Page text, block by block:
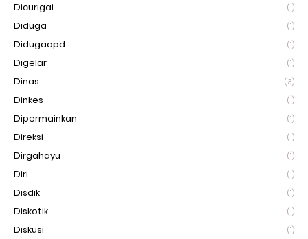
Dicurigai (1)
Diduga (1)
Didugaopd (1)
Digelar (1)
Dinas (3)
Dinkes (1)
Dipermainkan (1)
Direksi (1)
Dirgahayu (1)
Diri (1)
Disdik (1)
Diskotik (1)
Diskusi (1)